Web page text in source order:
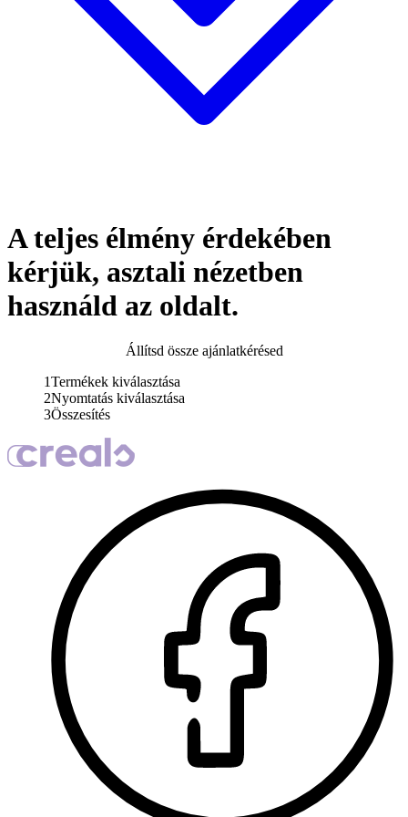
A teljes élmény érdekében
kérjük, asztali nézetben
használd az oldalt.
Állítsd össze ajánlatkérésed
1Termékek kiválasztása
2Nyomtatás kiválasztása
3Összesítés